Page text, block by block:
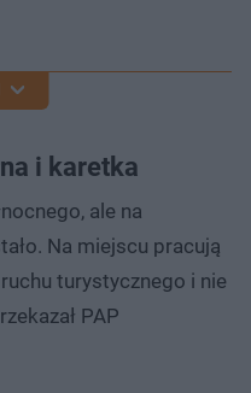
i karetka
ale na
Na miejscu pracują
turystycznego i nie
PAP